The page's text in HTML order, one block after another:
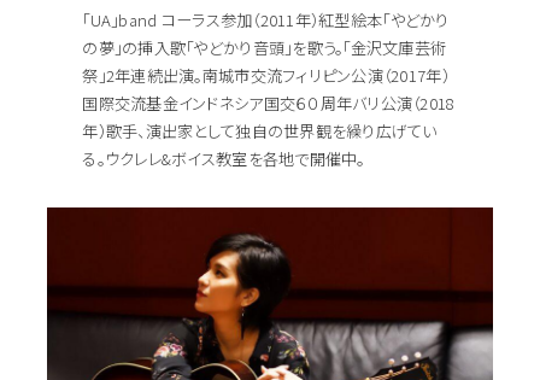
「UA」band コーラス参加（2011年）紅型絵本「やどかり
の夢」の挿入歌「やどかり音頭」を歌う。「金沢文庫芸術
祭」2年連続出演。南城市交流フィリピン公演（2017年）
国際交流基金インドネシア国交６０周年バリ公演（2018
年）歌手、演出家として独自の世界観を繰り広げてい
る。ウクレレ&ボイス教室を各地で開催中。